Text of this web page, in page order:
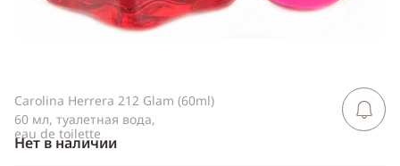
Carolina Herrera 212 Glam (60ml)
60 мл, туалетная вода,
eau de toilette
Нет в наличии
Сообщить